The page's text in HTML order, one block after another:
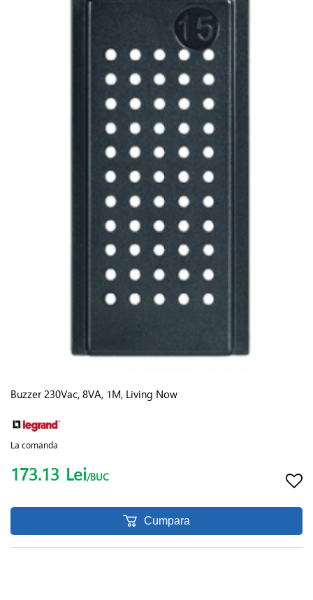
Buzzer 230Vac, 8VA, 1M, Living Now
La comanda
173.13 Lei/BUC
Cumpara